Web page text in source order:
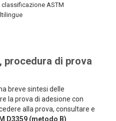
ASTM
procedura di prova
breve sintesi delle
la prova di adesione con
alla prova, consultare e
D3359 (metodo B)